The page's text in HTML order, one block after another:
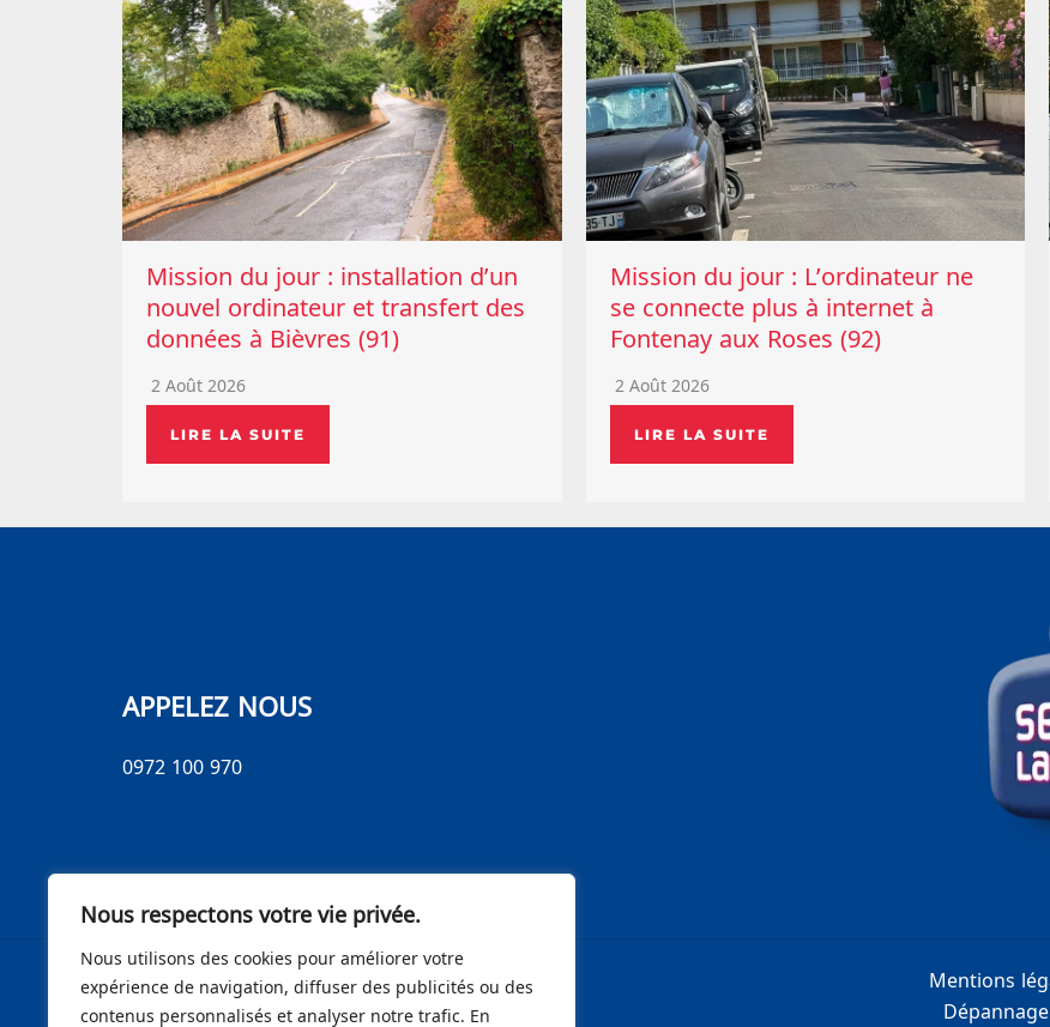
Nous respectons votre vie privée.
Nous utilisons des cookies pour améliorer votre
expérience de navigation, diffuser des publicités ou des
contenus personnalisés et analyser notre trafic. En
Mission du jour : installation d’un
nouvel ordinateur et transfert des
données à Bièvres (91)
2 Août 2026
LIRE LA SUITE
Mission du jour : L’ordinateur ne
se connecte plus à internet à
Fontenay aux Roses (92)
2 Août 2026
LIRE LA SUITE
APPELEZ NOUS
0972 100 970
Mentions